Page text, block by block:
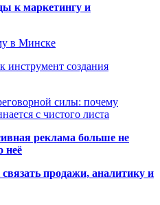
к маркетингу и
в Минске
инструмент создания
силы: почему
с чистого листа
реклама больше не
неё
продажи, аналитику и